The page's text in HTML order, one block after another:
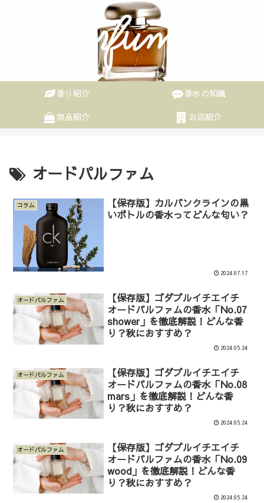
香り紹介
香水の知識
商品紹介
お店紹介
オードパルファム
コラム
【保存版】カルバンクラインの黒
いボトルの香水ってどんな匂い？
2024.07.17
オードパルファム
【保存版】ゴダブルイチエイチ
オードパルファムの香水「No.07
shower」を徹底解説！どんな香
り？秋におすすめ？
2024.05.24
オードパルファム
【保存版】ゴダブルイチエイチ
オードパルファムの香水「No.08
mars」を徹底解説！どんな香
り？秋におすすめ？
2024.05.24
オードパルファム
【保存版】ゴダブルイチエイチ
オードパルファムの香水「No.09
wood」を徹底解説！どんな香
り？秋におすすめ？
2024.05.24